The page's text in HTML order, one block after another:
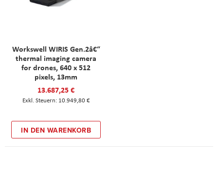
Workswell WIRIS Gen.2â€“
thermal imaging camera
for drones, 640 x 512
pixels, 13mm
13.687,25 €
10.949,80 €
IN DEN WARENKORB